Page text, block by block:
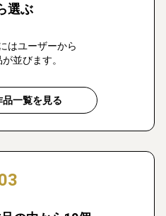
選ぶ
はユーザーから
並びます。
品一覧を見る